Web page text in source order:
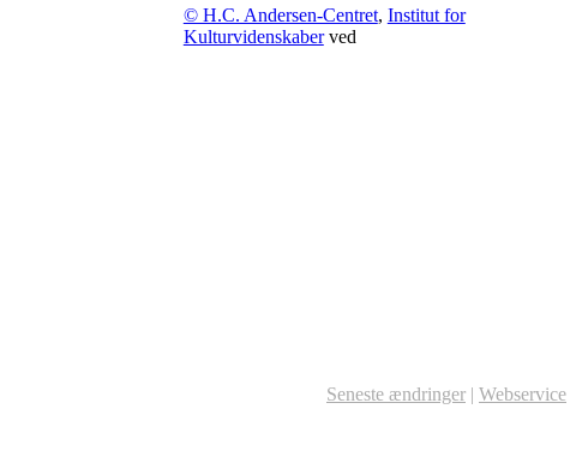
© H.C. Andersen-Centret, Institut for
Kulturvidenskaberved
Seneste ændringer | Webservice